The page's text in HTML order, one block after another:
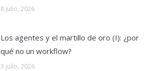
8 julio, 2026
Los agentes y el martillo de oro (I): ¿por
qué no un workflow?
3 julio, 2026